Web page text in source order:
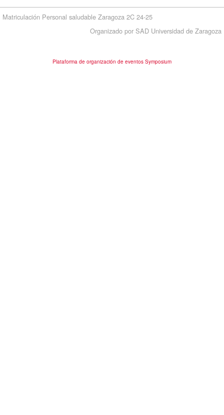
Matriculación Personal saludable Zaragoza 2C 24-25
Organizado por SAD Universidad de Zaragoza
Plataforma de organización de eventos Symposium